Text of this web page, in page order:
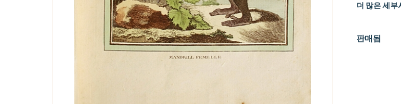
판매됨
더 많은 세부